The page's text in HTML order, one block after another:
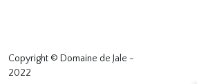
Copyright © Domaine de Jale -
2022